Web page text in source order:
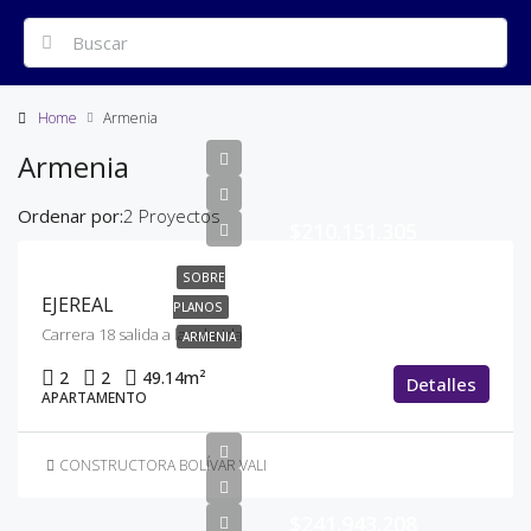
Home Armenia
Armenia
2 Proyectos
Ordenar por:
SOBRE
PLANOS
ARMENIA
EJEREAL
Carrera 18 salida a la tebaida
2 2 49.14m²
APARTAMENTO
Detalles
CONSTRUCTORA BOLÍVAR VALLE DEL CAUCA